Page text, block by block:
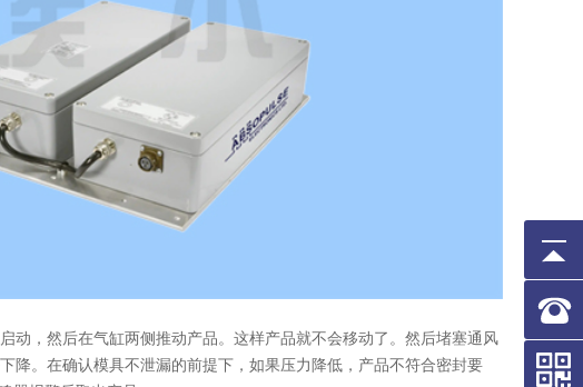
动，然后在气缸两侧推动产品。这样产品就不会移动了。然后堵塞通风
降。在确认模具不泄漏的前提下，如果压力降低，产品不符合密封要